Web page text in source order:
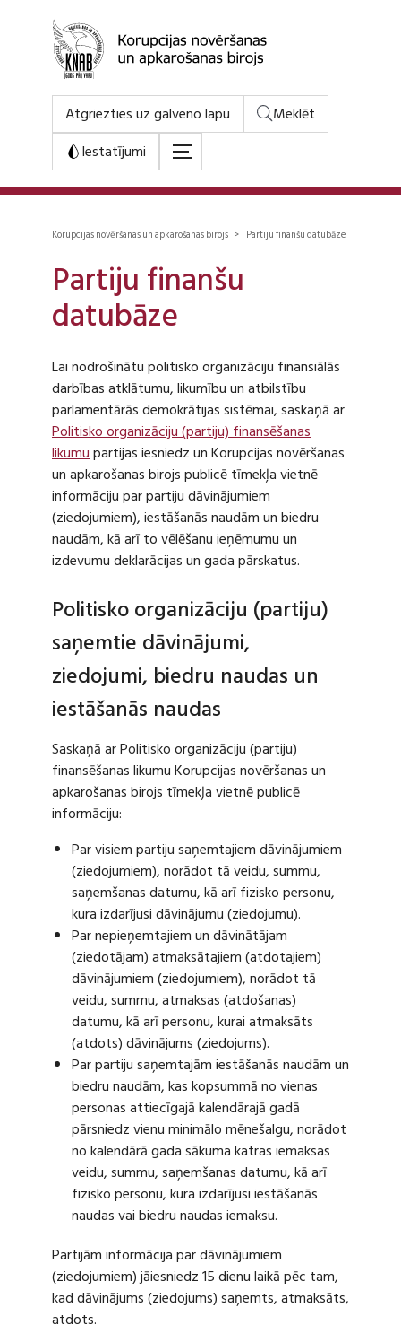
Atgriezties uz galveno lapu
Meklēt
Iestatījumi
Korupcijas novēršanas un apkarošanas birojs > Partiju finanšu datubāze
Partiju finanšu
datubāze
Lai nodrošinātu politisko organizāciju finansiālās
darbības atklātumu, likumību un atbilstību
parlamentārās demokrātijas sistēmai, saskaņā ar
Politisko organizāciju (partiju) finansēšanas
likumupartijas iesniedz un Korupcijas novēršanas
un apkarošanas birojs publicē tīmekļa vietnē
informāciju par partiju dāvinājumiem
(ziedojumiem), iestāšanās naudām un biedru
naudām, kā arī to vēlēšanu ieņēmumu un
izdevumu deklarācijas un gada pārskatus.
Politisko organizāciju (partiju)
saņemtie dāvinājumi,
ziedojumi, biedru naudas un
iestāšanās naudas
Saskaņā ar Politisko organizāciju (partiju)
finansēšanas likumu Korupcijas novēršanas un
apkarošanas birojs tīmekļa vietnē publicē
informāciju:
Par visiem partiju saņemtajiem dāvinājumiem
(ziedojumiem), norādot tā veidu, summu,
saņemšanas datumu, kā arī fizisko personu,
kura izdarījusi dāvinājumu (ziedojumu).
Par nepieņemtajiem un dāvinātājam
(ziedotājam) atmaksātajiem (atdotajiem)
dāvinājumiem (ziedojumiem), norādot tā
veidu, summu, atmaksas (atdošanas)
datumu, kā arī personu, kurai atmaksāts
(atdots) dāvinājums (ziedojums).
Par partiju saņemtajām iestāšanās naudām un
biedru naudām, kas kopsummā no vienas
personas attiecīgajā kalendārajā gadā
pārsniedz vienu minimālo mēnešalgu, norādot
no kalendārā gada sākuma katras iemaksas
veidu, summu, saņemšanas datumu, kā arī
fizisko personu, kura izdarījusi iestāšanās
naudas vai biedru naudas iemaksu.
Partijām informācija par dāvinājumiem
(ziedojumiem) jāiesniedz 15 dienu laikā pēc tam,
kad dāvinājums (ziedojums) saņemts, atmaksāts,
atdots.